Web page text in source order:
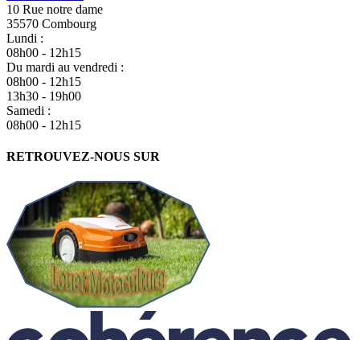
10 Rue notre dame
35570 Combourg
Lundi :
08h00 - 12h15
Du mardi au vendredi :
08h00 - 12h15
13h30 - 19h00
Samedi :
08h00 - 12h15
RETROUVEZ-NOUS SUR